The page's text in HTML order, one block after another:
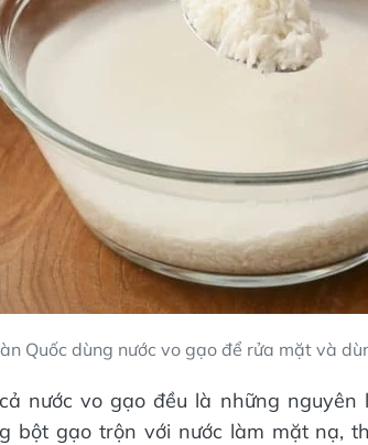
Quốc dùng nước vo gạo để rửa mặt và
nước vo gạo đều là những
bột gạo trộn với nước làm mặt nạ,